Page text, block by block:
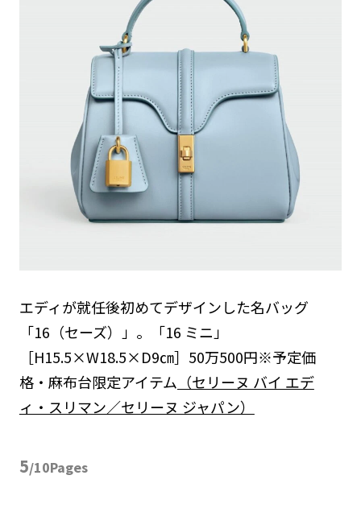
エディが就任後初めてデザインした名バッグ
「16（セーズ）」。「16 ミニ」
［H15.5×W18.5×D9㎝］50万500円※予定価
格・麻布台限定アイテム （セリーヌ バイ エデ
ィ・スリマン／セリーヌ ジャパン）
5/10Pages